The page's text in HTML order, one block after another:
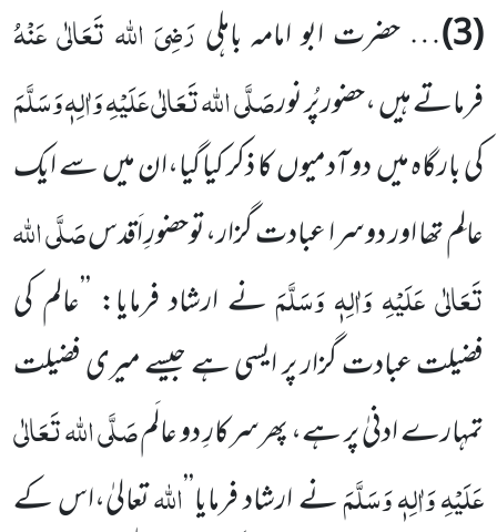
(3) … حضرت ابو امامہ باہلیرَضِیَ اللہ تَعَالٰی عَنْہُ
فرماتے ہیں ،حضور پُر نورصَلَّی اللہ تَعَالٰی عَلَیْہِ وَاٰلِہٖ وَسَلَّمَ
کی بارگاہ میں دو آدمیوں کا ذکر کیا گیا،ان میں سے ایک
عالِم تھا اور دوسرا عبادت گزار،توحضورِ اَقدسصَلَّی اللہ
تَعَالٰی عَلَیْہِ وَاٰلِہٖ وَسَلَّمَنے ارشاد فرمایا: ’’عالم کی
فضیلت عبادت گزار پر ایسی ہے جیسے میری فضیلت
تمہارے ادنیٰ پر ہے، پھرسرکارِ دو عالَمصَلَّی اللہ تَعَالٰی
عَلَیْہِ وَاٰلِہٖ وَسَلَّمَنے ارشاد فرمایا’’اللہتعالیٰ،اس کے